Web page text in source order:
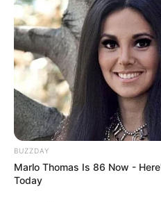
BUZZDAY
Marlo Thomas Is 86 Now -
Today